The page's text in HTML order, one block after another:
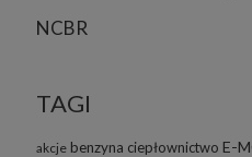
NCBR
TAGI
akcje benzyna ciepłownictwo E-